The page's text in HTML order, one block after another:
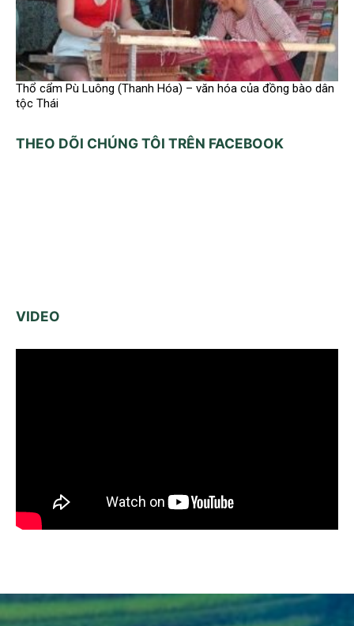
Thổ cẩm Pù Luông (Thanh Hóa) – văn hóa của đồng bào dân
tộc Thái
THEO DÕI CHÚNG TÔI TRÊN FACEBOOK
VIDEO